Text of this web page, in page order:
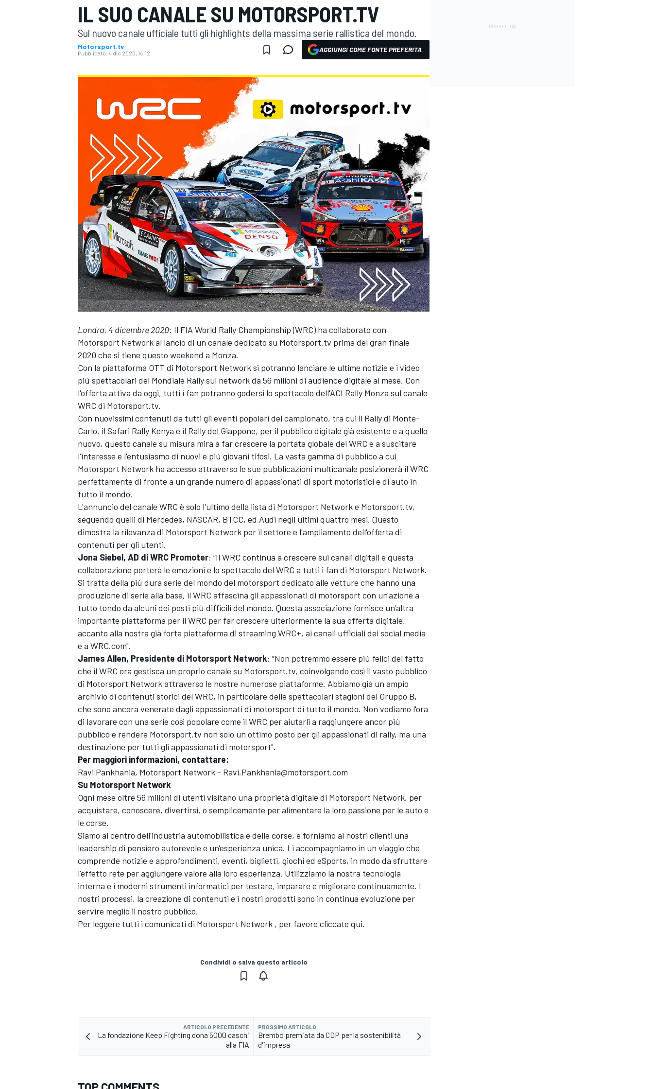
MOTOGP WEC
MONOPOSTO
ENDURANCE/GT
IL SUO CANALE SU MOTORSPORT.TV
Sul nuovo canale ufficiale tutti gli highlights della massima serie rallistica del mondo.
Motorsport.tv
Pubblicato: 4 dic 2020, 14:12 AGGIUNGI COME FONTE PREFERITA
Londra, 4 dicembre 2020: Il FIA World Rally Championship(WRC) ha collaborato con
Motorsport Networkal lancio di un canale dedicato su Motorsport.tv prima del gran finale
2020 che si tiene questo weekend a Monza.
Con la piattaforma OTT di Motorsport Networksi potranno lanciare le ultime notizie e i video
più spettacolari del Mondiale Rally sul network da 56 milioni di audience digitale al mese. Con
l'offerta attiva da oggi, tutti i fan potranno godersi lo spettacolo dell'ACI Rally Monza sul canale
WRC di Motorsport.tv.
Con nuovissimi contenuti da tutti gli eventi popolari del campionato, tra cui il Rally di Monte-
Carlo, il Safari Rally Kenya e il Rally del Giappone, per il pubblico digitale già esistente e a quello
nuovo, questo canale su misura mira a far crescere la portata globale del WRC e a suscitare
l'interesse e l'entusiasmo di nuovi e più giovani tifosi. La vasta gamma di pubblico a cui
Motorsport Network ha accesso attraverso le sue pubblicazioni multicanale posizionerà il WRC
perfettamente di fronte a un grande numero di appassionati di sport motoristici e di auto in
tutto il mondo.
L'annuncio del canale WRC è solo l'ultimo della lista di Motorsport Networke Motorsport.tv,
seguendo quelli di Mercedes, NASCAR, BTCC, ed Audi negli ultimi quattro mesi. Questo
dimostra la rilevanza di Motorsport Network per il settore e l'ampliamento dell'offerta di
contenuti per gli utenti.
Jona Siebel, AD di WRC Promoter: “Il WRC continua a crescere sui canali digitali e questa
collaborazione porterà le emozioni e lo spettacolo del WRC a tutti i fan di Motorsport Network.
Si tratta della più dura serie del mondo del motorsport dedicato alle vetture che hanno una
produzione di serie alla base, il WRC affascina gli appassionati di motorsport con un'azione a
tutto tondo da alcuni dei posti più difficili del mondo. Questa associazione fornisce un'altra
importante piattaforma per il WRC per far crescere ulteriormente la sua offerta digitale,
accanto alla nostra già forte piattaforma di streaming WRC+, ai canali ufficiali dei social media
e a WRC.com".
James Allen, Presidente di Motorsport Network: "Non potremmo essere più felici del fatto
che il WRC ora gestisca un proprio canale su Motorsport.tv, coinvolgendo così il vasto pubblico
di Motorsport Networkattraverso le nostre numerose piattaforme. Abbiamo già un ampio
archivio di contenuti storici del WRC, in particolare delle spettacolari stagioni del Gruppo B,
che sono ancora venerate dagli appassionati di motorsport di tutto il mondo. Non vediamo l'ora
di lavorare con una serie così popolare come il WRC per aiutarli a raggiungere ancor più
pubblico e rendere Motorsport.tv non solo un ottimo posto per gli appassionati di rally, ma una
destinazione per tutti gli appassionati di motorsport".
Per maggiori informazioni, contattare:
Ravi Pankhania, Motorsport Network - Ravi.Pankhania@motorsport.com
Su Motorsport Network
Ogni mese oltre 56 milioni di utenti visitano una proprietà digitale di Motorsport Network, per
acquistare, conoscere, divertirsi, o semplicemente per alimentare la loro passione per le auto e
le corse.
Siamo al centro dell'industria automobilistica e delle corse, e forniamo ai nostri clienti una
leadership di pensiero autorevole e un'esperienza unica. Li accompagniamo in un viaggio che
comprende notizie e approfondimenti, eventi, biglietti, giochi ed eSports, in modo da sfruttare
l'effetto rete per aggiungere valore alla loro esperienza. Utilizziamo la nostra tecnologia
interna e i moderni strumenti informatici per testare, imparare e migliorare continuamente. I
nostri processi, la creazione di contenuti e i nostri prodotti sono in continua evoluzione per
servire meglio il nostro pubblico.
Per leggere tutti i comunicati di Motorsport Network , per favore cliccate qui.
Condividi o salva questo articolo
ARTICOLO PRECEDENTE
La fondazione Keep Fighting dona 5000 caschi
alla FIA
PROSSIMO ARTICOLO
Brembo premiata da CDP per la sostenibilità
d'impresa